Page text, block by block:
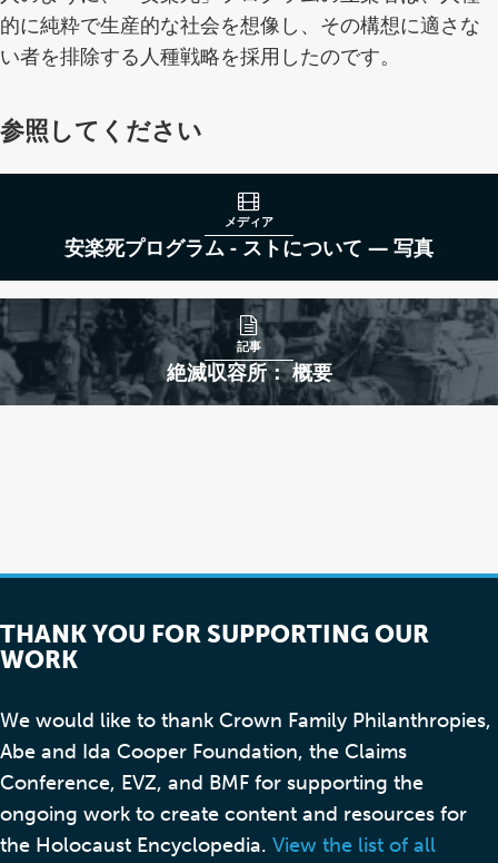
的に純粋で生産的な社会を想像し、その構想に適さな
い者を排除する人種戦略を採用したのです。
参照してください
安楽死プログラム - ストについて — 写真
メディア
絶滅収容所： 概要
記事
THANK YOU FOR SUPPORTING OUR
WORK
We would like to thank Crown Family Philanthropies,
Abe and Ida Cooper Foundation, the Claims
Conference, EVZ, and BMF for supporting the
ongoing work to create content and resources for
the Holocaust Encyclopedia. View the list of all